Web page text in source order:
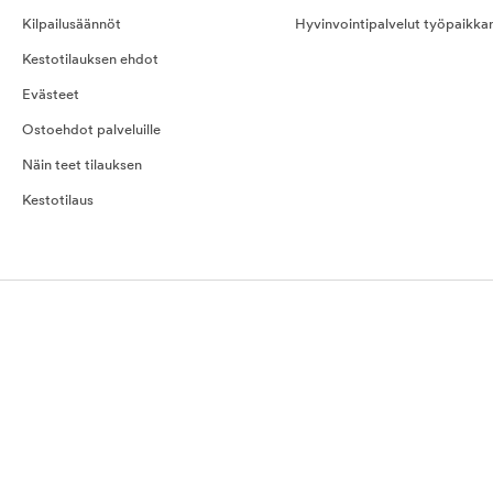
Kilpailusäännöt
Kestotilauksen ehdot
Evästeet
Ostoehdot palveluille
Näin teet tilauksen
Kestotilaus
Hyvinvointipalvelut